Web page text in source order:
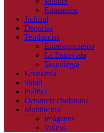
Educación
Judicial
Deportes
Tendencias
Entretenimiento
La Entrevista
Tecnologia
Economía
Salud
Política
Denuncia ciudadana
Multimedia
Imágenes
Videos